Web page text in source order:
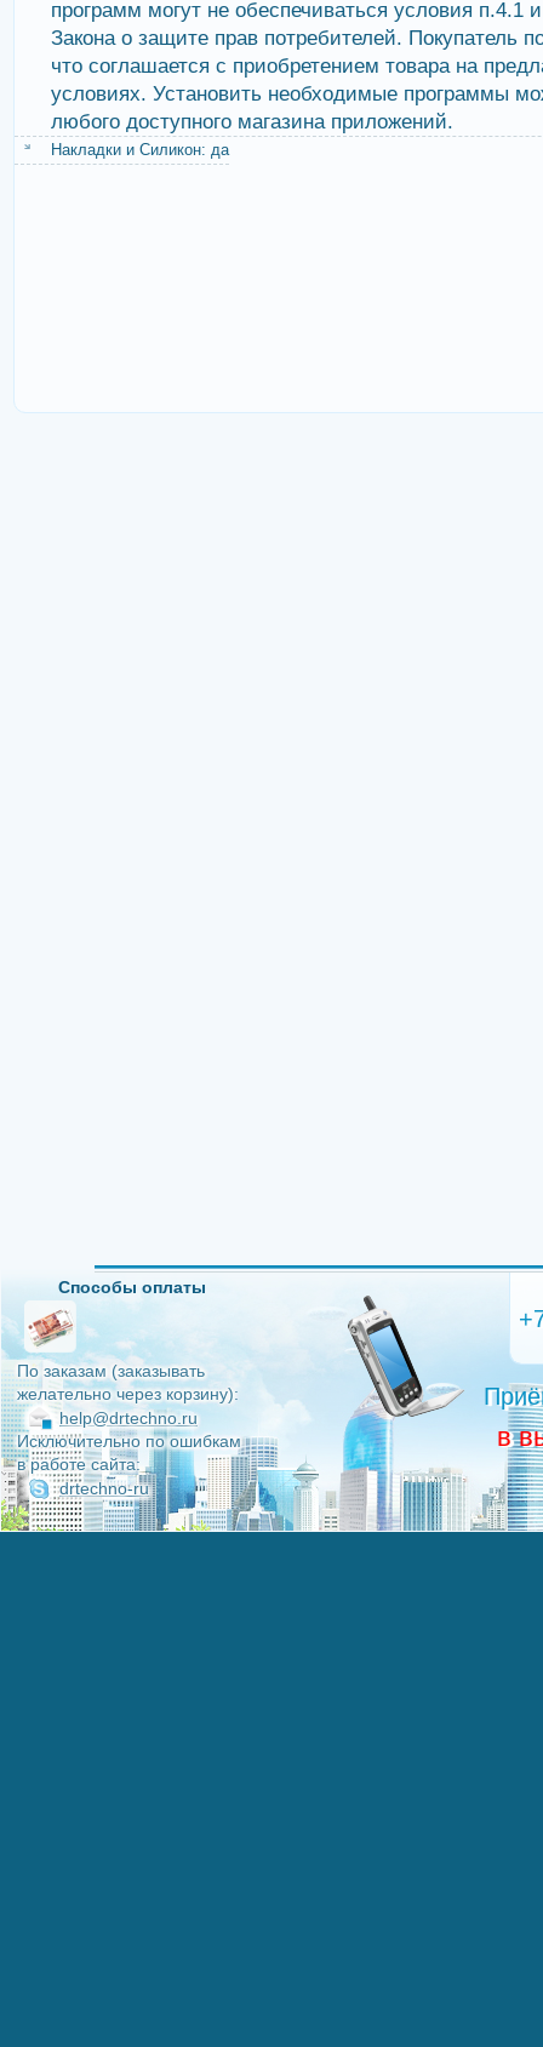
программ могут не обеспечиваться условия п.4.1
Закона о защите прав потребителей. Покупатель
что соглашается с приобретением товара на
условиях. Установить необходимые программы
любого доступного магазина приложений.
Накладки и Силикон: да
Способы оплаты
По заказам (заказывать
желательно через корзину):
help@drtechno.ru
Исключительно по ошибкам
в работе сайта:
drtechno-ru
в